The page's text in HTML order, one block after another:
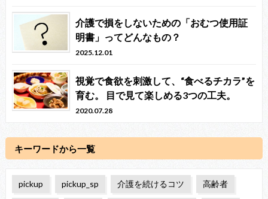
介護で損をしないための「おむつ使用証
明書」ってどんなもの？
2025.12.01
視覚で食欲を刺激して、“食べるチカラ”を
育む。 目で見て楽しめる3つの工夫。
2020.07.28
キーワードから一覧
pickup pickup_sp 介護を続けるコツ 高齢者